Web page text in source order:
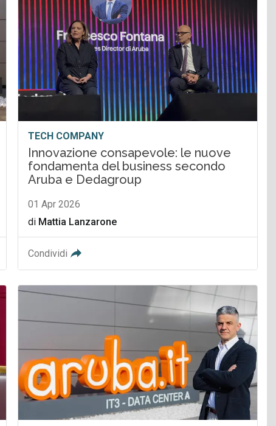
TECH COMPANY
Innovazione consapevole: le nuove
fondamenta del business secondo
Aruba e Dedagroup
01 Apr 2026
di Mattia Lanzarone
Condividi